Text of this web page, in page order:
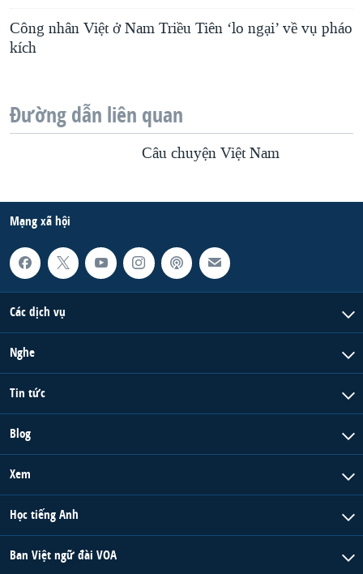
Công nhân Việt ở Nam Triều Tiên ‘lo ngại’ về vụ pháo
kích
Đường dẫn liên quan
Câu chuyện Việt Nam
Mạng xã hội
Các dịch vụ
Nghe
Tin tức
Blog
Xem
Học tiếng Anh
Ban Việt ngữ đài VOA